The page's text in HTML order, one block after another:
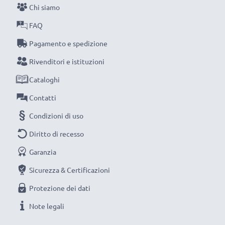
NOTA BENE:
raggiungimento di efficienza desiderata ricarica
completamente le batterie prima d‘impiegarle.
Non lasciarti scappare neanche uno scatto con
questo caricabatteria intelligente, con schermo
LCD, marcato CELLONIC. Ordina ora, spedizione
rapida e 3 anni di garanzia!
Chi siamo
FAQ
Pagamento e spedizione
Rivenditori e istituzioni
Cataloghi
Contatti
Condizioni di uso
Diritto di recesso
Garanzia
Sicurezza & Certificazioni
Protezione dei dati
Note legali